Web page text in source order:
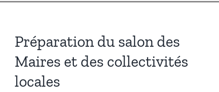
Préparation du salon des
Maires et des collectivités
locales